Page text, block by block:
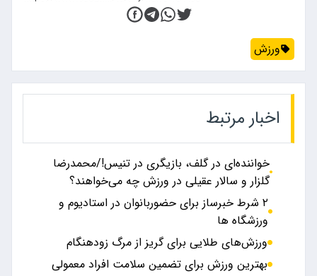
ورزش
اخبار مرتبط
خواننده‌ای در گلف، بازیگری در تنیس!/محمدرضا
گلزار و سالار عقیلی در ورزش چه می‌خواهند؟
۲ شرط خبرساز برای حضوربانوان در استادیوم و
ورزشگاه ها
ورزش‌های طلایی برای گریز از مرگ زودهنگام
بهترین ورزش برای تضمین سلامت افراد معمولی